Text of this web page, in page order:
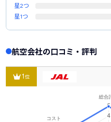
星2つ
星1つ
航空会社の口コミ・評判
1位